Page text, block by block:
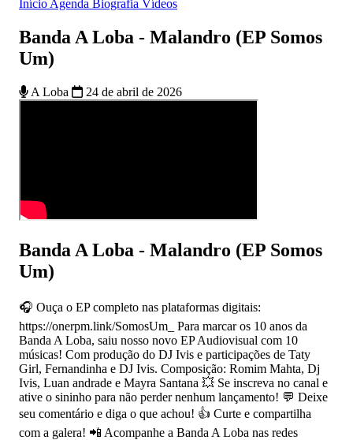
Início Agenda Biografia Vídeos
Banda A Loba - Malandro (EP Somos
Um)
A Loba 24 de abril de 2026
Banda A Loba - Malandro (EP Somos
Um)
🎧 Ouça o EP completo nas plataformas digitais:
https://onerpm.link/SomosUm_ Para marcar os 10 anos da
Banda A Loba, saiu nosso novo EP Audiovisual com 10
músicas! Com produção do DJ Ivis e participações de Taty
Girl, Fernandinha e DJ Ivis. Composição: Romim Mahta, Dj
Ivis, Luan andrade e Mayra Santana 💥 Se inscreva no canal e
ative o sininho para não perder nenhum lançamento! 💬 Deixe
seu comentário e diga o que achou! 👍 Curte e compartilha
com a galera! 📲 Acompanhe a Banda A Loba nas redes